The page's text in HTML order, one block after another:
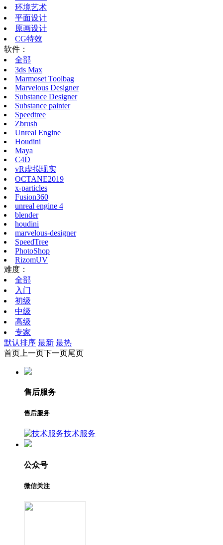
环境艺术
平面设计
原画设计
CG特效
软件：
全部
3ds Max
Marmoset Toolbag
Marvelous Designer
Substance Designer
Substance painter
Speedtree
Zbrush
Unreal Engine
Houdini
Maya
C4D
vR虚拟现实
OCTANE2019
x-particles
Fusion360
unreal engine 4
blender
houdini
marvelous-designer
SpeedTree
PhotoShop
RizomUV
难度：
全部
入门
初级
中级
高级
专家
默认排序 最新 最热
首页 上一页下一页尾页
售后服务
售后服务
技术服务
公众号
微信关注